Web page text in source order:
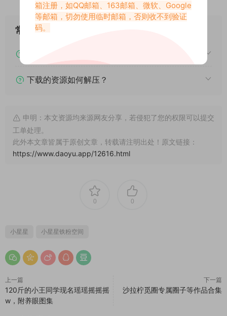
常见问题
下载的资源如何解压？
申明：本文资源均来源网友分享，若侵犯了您的权限可以提交
工单处理。
此外本文章皆属于原创文章，转载请注明出处！原文链接：
https://www.daoyu.app/12616.html
0 0
小星星 小星星铁粉空间
上一篇
120斤的小王同学现名瑶瑶摇摇摇
w，附养眼图集
下一篇
沙拉柠觅圈专属圈子等作品合集
箱注册，如QQ邮箱、163邮箱、微软、Google
等邮箱，切勿使用临时邮箱，否则收不到验证
码。